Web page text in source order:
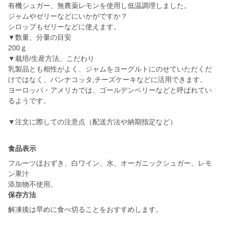
有機シュガー、無農薬レモンを使用し低温調理しました。
ジャムやゼリーなどにいかがですか？
シロップもゼリーなどに使えます。
▼数量、分量の目安
200ｇ
▼栽培/生産方法、こだわり
乳製品とも相性がよく、ジャムをヨーグルトにのせていただくだ
けではなく、パンナコッタ,チーズケーキなどに活用できます。
ヨーロッパ・アメリカでは、ゴールデンベリーなどと呼ばれてい
るようです。
▼注文に際しての注意点（配送方法や納期指定など）
食品表示
フルーツほおずき、白ワイン、水、オーガニックシュガー、レモ
ン果汁
添加物不使用。
保存方法
解凍後は早めに食べ切ることをおすすめします。